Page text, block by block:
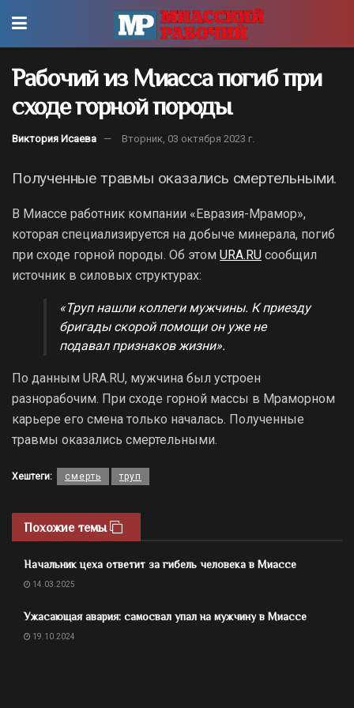
Рабочий из Миасса погиб при
сходе горной породы
Виктория Исаева Вторник, 03 октября 2023 г.
Полученные травмы оказались смертельными.
В Миассе работник компании «Евразия-Мрамор»,
которая специализируется на добыче минерала, погиб
при сходе горной породы. Об этом URA.RU сообщил
источник в силовых структурах:
«Труп нашли коллеги мужчины. К приезду
бригады скорой помощи он уже не
подавал признаков жизни».
По данным URA.RU, мужчина был устроен
разнорабочим. При сходе горной массы в Мраморном
карьере его смена только началась. Полученные
травмы оказались смертельными.
Хештеги: смерть труп
Похожие темы
Начальник цеха ответит за гибель человека в Миассе
14.03.2025
Ужасающая авария: самосвал упал на мужчину в Миассе
19.10.2024